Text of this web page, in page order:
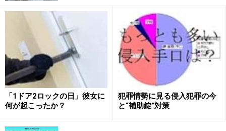
ち歩く手間を考えれば、ポケットにスッと入り、かさば
らず、デジタル時代の象徴としても、スマートに利用で
き、セキュリティレベルも高そうに感じられるでしょ
う。
しかし、このカード式キーのホテルで、侵入窃盗被害が
発生しました。最新式セキュリティシステムとの印象に
対して、その手口は、意外にも単純なものだったので
す。
「1ドア2ロックの日」彼女に
何が起こったか？
犯罪情勢に見る侵入犯罪の今
と“補助錠”対策